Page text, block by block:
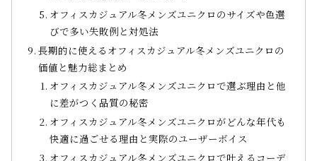
オフィスカジュアル冬メンズユニクロのサイズや色選
びで多い失敗例と対処法
長期的に使えるオフィスカジュアル冬メンズユニクロの
価値と魅力総まとめ
オフィスカジュアル冬メンズユニクロで選ぶ理由と他
に差がつく品質の秘密
オフィスカジュアル冬メンズユニクロがどんな年代も
快適に過ごせる理由と実際のユーザーボイス
オフィスカジュアル冬メンズユニクロで叶えるコーデ